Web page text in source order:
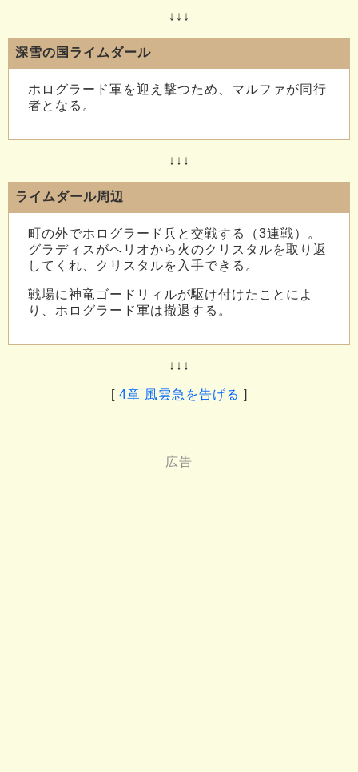
↓↓↓
深雪の国ライムダール
ホログラード軍を迎え撃つため、マルファが同行
者となる。
↓↓↓
ライムダール周辺
町の外でホログラード兵と交戦する（3連戦）。
グラディスがヘリオから火のクリスタルを取り返
してくれ、クリスタルを入手できる。
戦場に神竜ゴードリィルが駆け付けたことによ
り、ホログラード軍は撤退する。
↓↓↓
[ 4章 風雲急を告げる ]